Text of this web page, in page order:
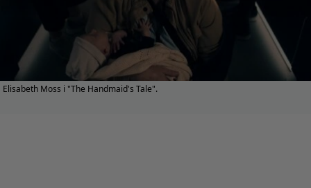
Elisabeth Moss i "The Handmaid's Tale".